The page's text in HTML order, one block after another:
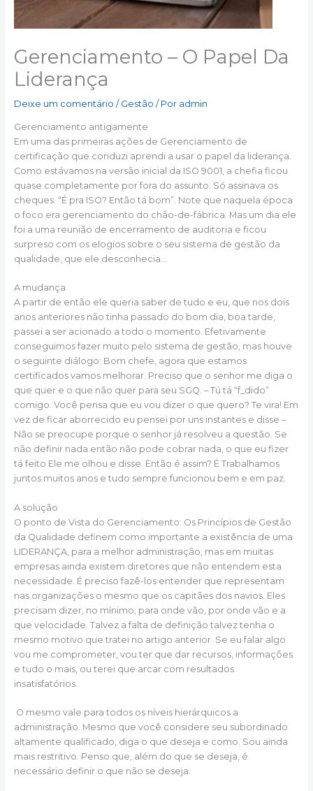
Gerenciamento – O Papel Da
Liderança
Deixe um comentário / Gestão / Por admin
Gerenciamento antigamente
Em uma das primeiras ações de Gerenciamento de
certificação que conduzi aprendi a usar o papel da liderança.
Como estávamos na versão inicial da ISO 9001, a chefia ficou
quase completamente por fora do assunto. Só assinava os
cheques. “É pra ISO? Então tá bom”. Note que naquela época
o foco era gerenciamento do chão-de-fábrica. Mas um dia ele
foi a uma reunião de encerramento de auditoria e ficou
surpreso com os elogios sobre o seu sistema de gestão da
qualidade, que ele desconhecia…
A mudança
A partir de então ele queria saber de tudo e eu, que nos dois
anos anteriores não tinha passado do bom dia, boa tarde,
passei a ser acionado a todo o momento. Efetivamente
conseguimos fazer muito pelo sistema de gestão, mas houve
o seguinte diálogo: Bom chefe, agora que estamos
certificados vamos melhorar. Preciso que o senhor me diga o
que quer e o que não quer para seu SGQ. – Tú tá “f_dido”
comigo. Você pensa que eu vou dizer o que quero? Te vira! Em
vez de ficar aborrecido eu pensei por uns instantes e disse –
Não se preocupe porque o senhor já resolveu a questão. Se
não definir nada então não pode cobrar nada, o que eu fizer
tá feito Ele me olhou e disse. Então é assim? É Trabalhamos
juntos muitos anos e tudo sempre funcionou bem e em paz.
A solução
O ponto de Vista do Gerenciamento: Os Princípios de Gestão
da Qualidade definem como importante a existência de uma
LIDERANÇA, para a melhor administração, mas em muitas
empresas ainda existem diretores que não entendem esta
necessidade. É preciso fazê-los entender que representam
nas organizações o mesmo que os capitães dos navios. Eles
precisam dizer, no mínimo, para onde vão, por onde vão e a
que velocidade. Talvez a falta de definição talvez tenha o
mesmo motivo que tratei no artigo anterior. Se eu falar algo
vou me comprometer, vou ter que dar recursos, informações
e tudo o mais, ou terei que arcar com resultados
insatisfatórios.
O mesmo vale para todos os níveis hierárquicos a
administração. Mesmo que você considere seu subordinado
altamente qualificado, diga o que deseja e como. Sou ainda
mais restritivo. Penso que, além do que se deseja, é
necessário definir o que não se deseja.